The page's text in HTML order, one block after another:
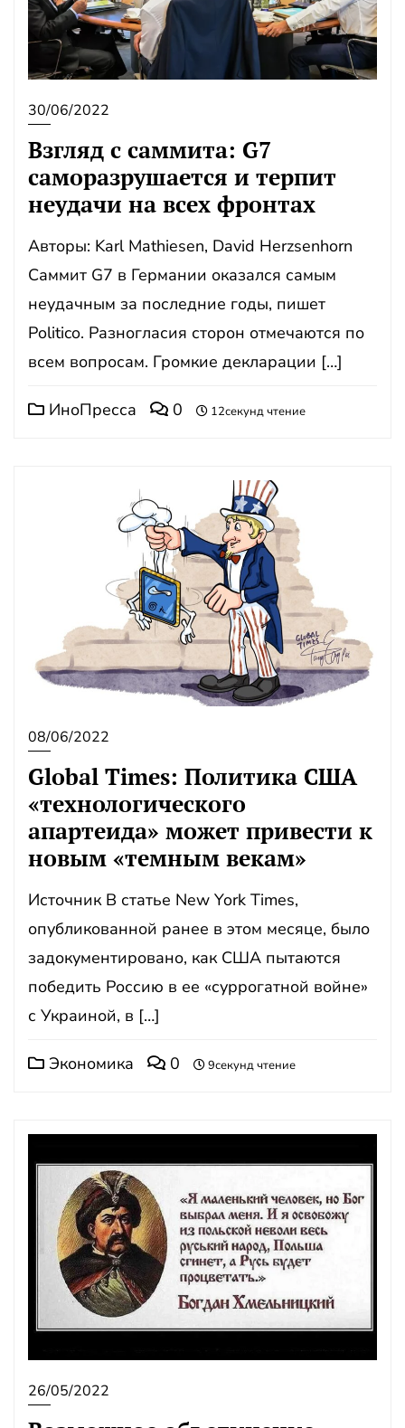
30/06/2022
Взгляд с саммита: G7
саморазрушается и терпит
неудачи на всех фронтах
Авторы: Karl Mathiesen, David Herzsenhorn
Саммит G7 в Германии оказался самым
неудачным за последние годы, пишет
Politico. Разногласия сторон отмечаются по
всем вопросам. Громкие декларации […]
ИноПресса 0 12секунд чтение
08/06/2022
Global Times: Политика США
«технологического
апартеида» может привести к
новым «темным векам»
Источник В статье New York Times,
опубликованной ранее в этом месяце, было
задокументировано, как США пытаются
победить Россию в ее «суррогатной войне»
с Украиной, в […]
Экономика 0 9секунд чтение
26/05/2022